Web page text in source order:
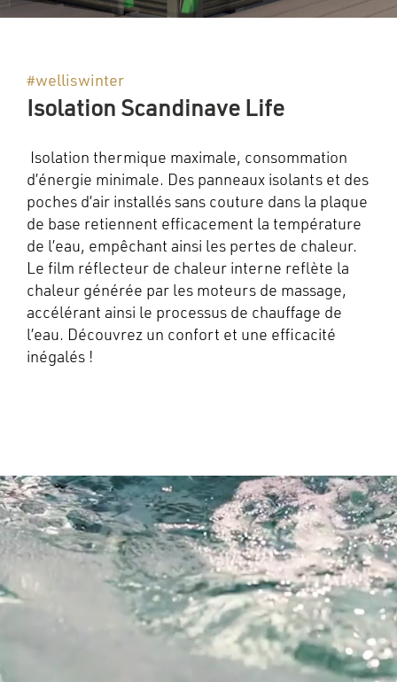
#welliswinter
Isolation Scandinave Life
Isolation thermique maximale, consommation
d’énergie minimale. Des panneaux isolants et des
poches d’air installés sans couture dans la plaque
de base retiennent efficacement la température
de l’eau, empêchant ainsi les pertes de chaleur.
Le film réflecteur de chaleur interne reflète la
chaleur générée par les moteurs de massage,
accélérant ainsi le processus de chauffage de
l’eau. Découvrez un confort et une efficacité
inégalés !